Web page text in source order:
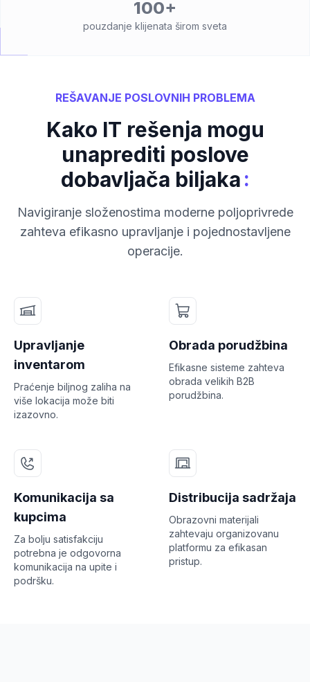
100+
pouzdanje klijenata širom sveta
REŠAVANJE POSLOVNIH PROBLEMA
Kako IT rešenja mogu
unaprediti poslove
dobavljača biljaka:
Navigiranje složenostima moderne poljoprivrede
zahteva efikasno upravljanje i pojednostavljene
operacije.
Upravljanje
inventarom
Praćenje biljnog zaliha na
više lokacija može biti
izazovno.
Obrada porudžbina
Efikasne sisteme zahteva
obrada velikih B2B
porudžbina.
Komunikacija sa
kupcima
Za bolju satisfakciju
potrebna je odgovorna
komunikacija na upite i
podršku.
Distribucija sadržaja
Obrazovni materijali
zahtevaju organizovanu
platformu za efikasan
pristup.